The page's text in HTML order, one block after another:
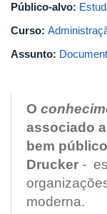
Público-alvo:
Curso:
Assunto:
O
associado
bem
Drucker -
moderna.